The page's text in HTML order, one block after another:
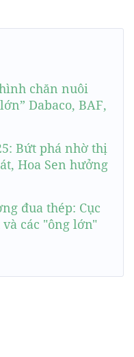
chăn nuôi
Dabaco, BAF,
Bứt phá nhờ thị
Hoa Sen hưởng
đua thép: Cục
các "ông lớn"